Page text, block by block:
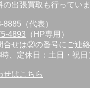
の出張買取も行っていま
（代表）
4893 （HP専用）
せは②の番号にご連絡
、定休日：土日・祝日
せはこちら